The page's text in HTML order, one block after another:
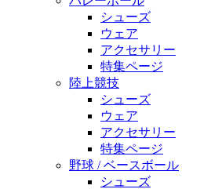
シューズ
ウェア
アクセサリー
特集ページ
陸上競技
シューズ
ウェア
アクセサリー
特集ページ
野球 / ベースボール
シューズ